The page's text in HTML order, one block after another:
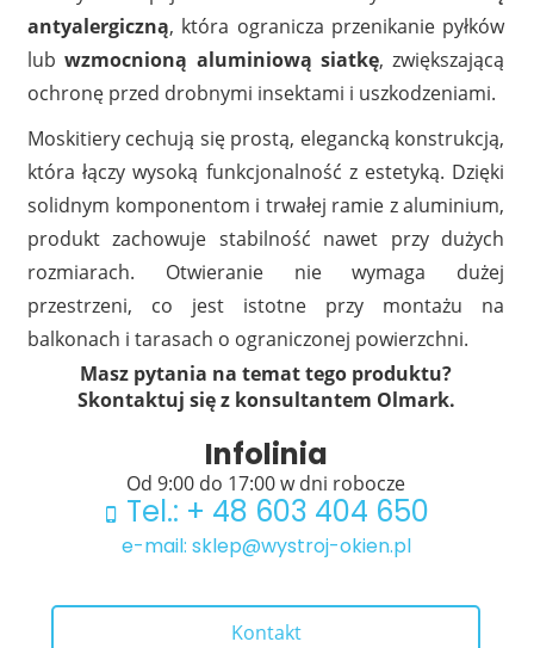
antyalergiczną, która ogranicza przenikanie pyłków
lubwzmocnioną aluminiową siatkę, zwiększającą
ochronę przed drobnymi insektami i uszkodzeniami.
Moskitiery cechują się prostą, elegancką konstrukcją,
która łączy wysoką funkcjonalność z estetyką. Dzięki
solidnym komponentom i trwałej ramie z aluminium,
produkt zachowuje stabilność nawet przy dużych
rozmiarach. Otwieranie nie wymaga dużej
przestrzeni, co jest istotne przy montażu na
balkonach i tarasach o ograniczonej powierzchni.
Masz pytania na temat tego produktu?
Skontaktuj się z konsultantem Olmark.
Infolinia
Od 9:00 do 17:00 w dni robocze
Tel.: + 48 603 404 650
e-mail: sklep@wystroj-okien.pl
Kontakt